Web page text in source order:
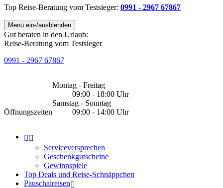
Top Reise-Beratung vom Testsieger: 0991 - 2967 67867
Menü ein-/ausblenden
Gut beraten in den Urlaub:
Reise-Beratung vom Testsieger
0991 - 2967 67867
Öffnungszeiten
Montag - Freitag
09:00 - 18:00 Uhr
Samstag - Sonntag
09:00 - 14:00 Uhr
Serviceversprechen
Geschenkgutscheine
Gewinnspiele
Top Deals und Reise-Schnäppchen
Pauschalreisen